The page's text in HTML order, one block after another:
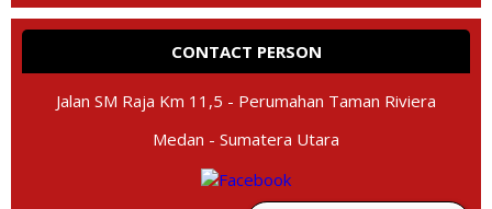
CONTACT PERSON
Jalan SM Raja Km 11,5 - Perumahan Taman Riviera
Medan - Sumatera Utara